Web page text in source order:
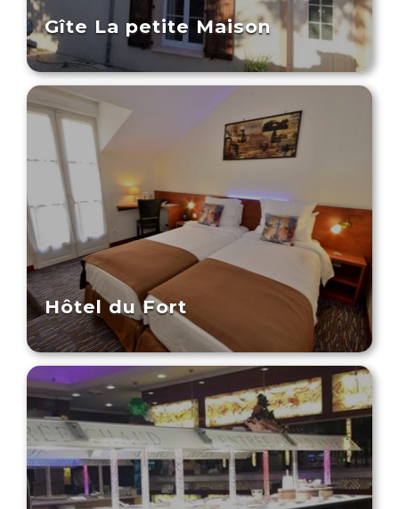
Gîte La petite Maison
Hôtel du Fort